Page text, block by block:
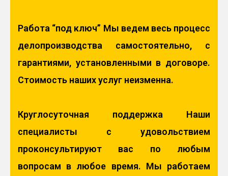
Работа “под ключ” Мы ведем весь процесс
делопроизводства самостоятельно, с
гарантиями, установленными в договоре.
Стоимость наших услуг неизменна.
Круглосуточная поддержка Наши
специалисты с удовольствием
проконсультируют вас по любым
вопросам в любое время. Мы работаем